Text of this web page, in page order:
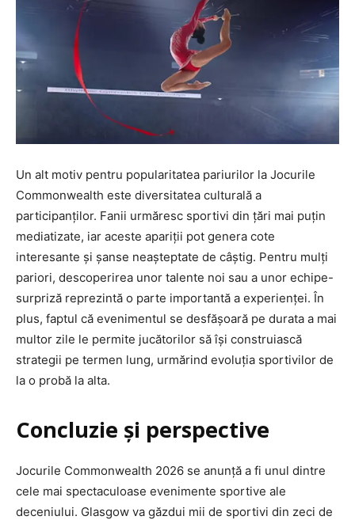
Un alt motiv pentru popularitatea pariurilor la Jocurile
Commonwealth este diversitatea culturală a
participanților. Fanii urmăresc sportivi din țări mai puțin
mediatizate, iar aceste apariții pot genera cote
interesante și șanse neașteptate de câștig. Pentru mulți
pariori, descoperirea unor talente noi sau a unor echipe-
surpriză reprezintă o parte importantă a experienței. În
plus, faptul că evenimentul se desfășoară pe durata a mai
multor zile le permite jucătorilor să își construiască
strategii pe termen lung, urmărind evoluția sportivilor de
la o probă la alta.
Concluzie și perspective
Jocurile Commonwealth 2026 se anunță a fi unul dintre
cele mai spectaculoase evenimente sportive ale
deceniului. Glasgow va găzdui mii de sportivi din zeci de